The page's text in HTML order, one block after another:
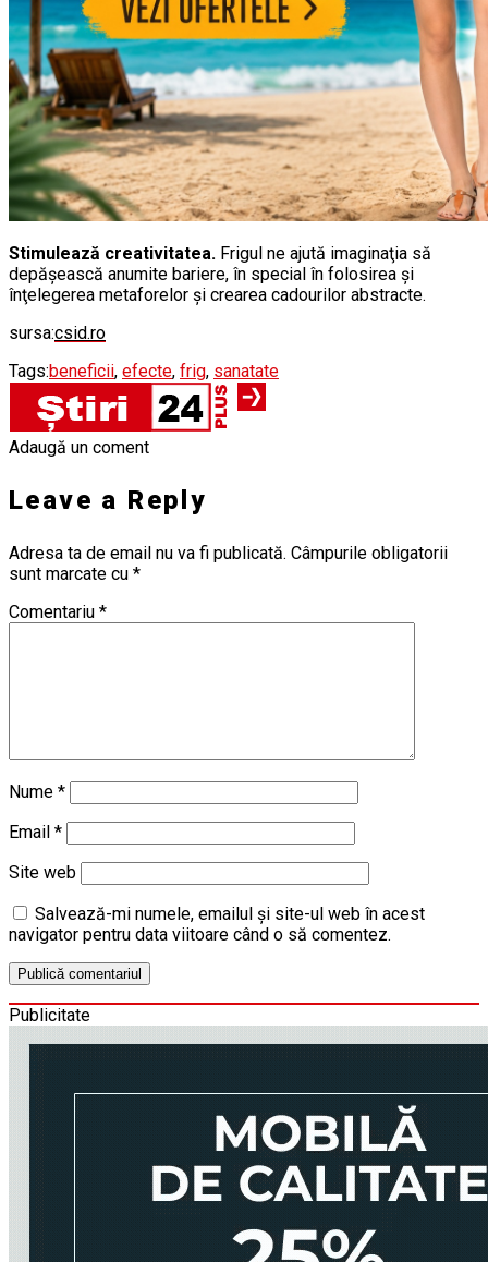
Stimulează creativitatea. Frigul ne ajută imaginaţia să
depăşească anumite bariere, în special în folosirea şi
înţelegerea metaforelor şi crearea cadourilor abstracte.
sursa:csid.ro
Tags:beneficii, efecte, frig, sanatate
Adaugă un coment
Leave a Reply
Adresa ta de email nu va fi publicată. Câmpurile obligatorii
sunt marcate cu *
Comentariu *
Nume *
Email *
Site web
Salvează-mi numele, emailul și site-ul web în acest
navigator pentru data viitoare când o să comentez.
Publicitate